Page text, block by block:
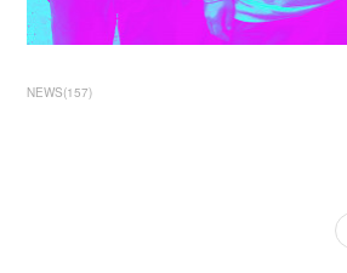
NEWS(157)